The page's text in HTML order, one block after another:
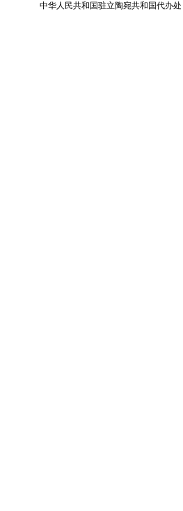
中华人民共和国驻立陶宛共和国代办处